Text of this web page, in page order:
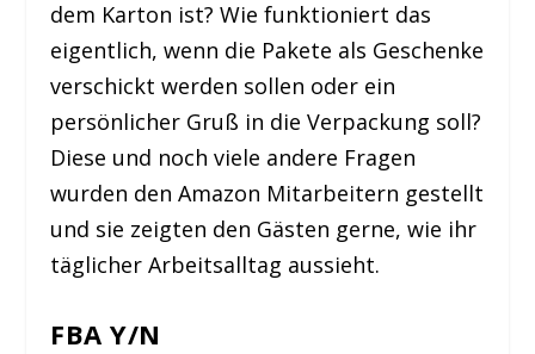
dem Karton ist? Wie funktioniert das
eigentlich, wenn die Pakete als Geschenke
verschickt werden sollen oder ein
persönlicher Gruß in die Verpackung soll?
Diese und noch viele andere Fragen
wurden den Amazon Mitarbeitern gestellt
und sie zeigten den Gästen gerne, wie ihr
täglicher Arbeitsalltag aussieht.
FBA Y/N